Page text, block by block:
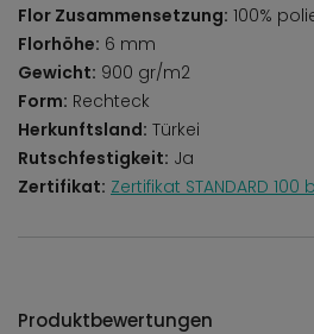
Flor Zusammensetzung: 100%
Florhöhe: 6 mm
Gewicht: 900 gr/m2
Form: Rechteck
Herkunftsland: Türkei
Rutschfestigkeit: Ja
Zertifikat: Zertifikat STANDARD 100
Produktbewertungen